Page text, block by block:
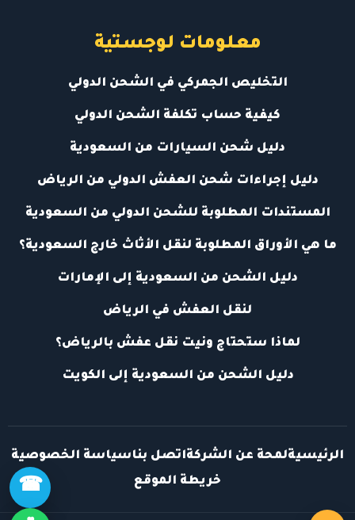
معلومات لوجستية
التخليص الجمركي في الشحن الدولي
كيفية حساب تكلفة الشحن الدولي
دليل شحن السيارات من السعودية
دليل إجراءات شحن العفش الدولي من الرياض
المستندات المطلوبة للشحن الدولي من السعودية
ما هي الأوراق المطلوبة لنقل الأثاث خارج السعودية؟
دليل الشحن من السعودية إلى الإمارات
لنقل العفش في الرياض
لماذا ستحتاج ونيت نقل عفش بالرياض؟
دليل الشحن من السعودية إلى الكويت
الرئيسيةلمحة عن الشركةاتصل بناسياسة الخصوصية
خريطة الموقع
☎